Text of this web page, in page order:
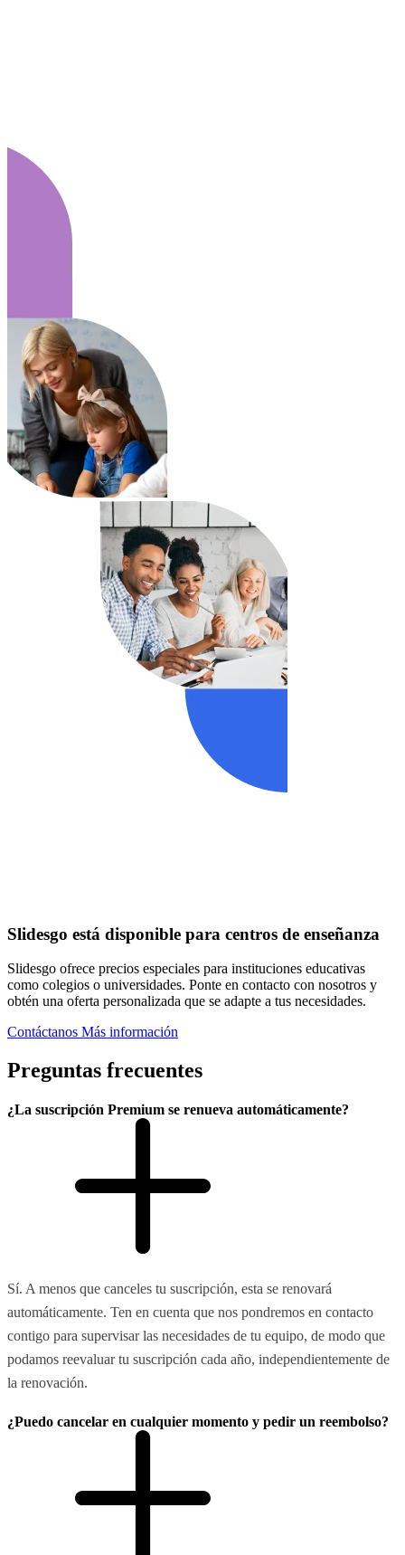
Slidesgo está disponible para centros de enseñanza
Slidesgo ofrece precios especiales para instituciones educativas
como colegios o universidades. Ponte en contacto con nosotros y
obtén una oferta personalizada que se adapte a tus necesidades.
Contáctanos Más información
Preguntas frecuentes
¿La suscripción Premium se renueva automáticamente?
Sí. A menos que canceles tu suscripción, esta se renovará
automáticamente. Ten en cuenta que nos pondremos en contacto
contigo para supervisar las necesidades de tu equipo, de modo que
podamos reevaluar tu suscripción cada año, independientemente de
la renovación.
¿Puedo cancelar en cualquier momento y pedir un reembolso?